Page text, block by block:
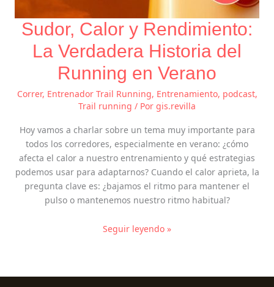
Sudor, Calor y Rendimiento:
La Verdadera Historia del
Running en Verano
Correr, Entrenador Trail Running, Entrenamiento, podcast,
Trail running / Por gis.revilla
Hoy vamos a charlar sobre un tema muy importante para
todos los corredores, especialmente en verano: ¿cómo
afecta el calor a nuestro entrenamiento y qué estrategias
podemos usar para adaptarnos? Cuando el calor aprieta, la
pregunta clave es: ¿bajamos el ritmo para mantener el
pulso o mantenemos nuestro ritmo habitual?
Seguir leyendo »